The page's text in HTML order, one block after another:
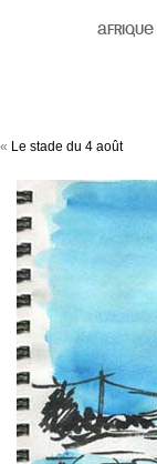
AFRIQUE
« Le stade du 4 août